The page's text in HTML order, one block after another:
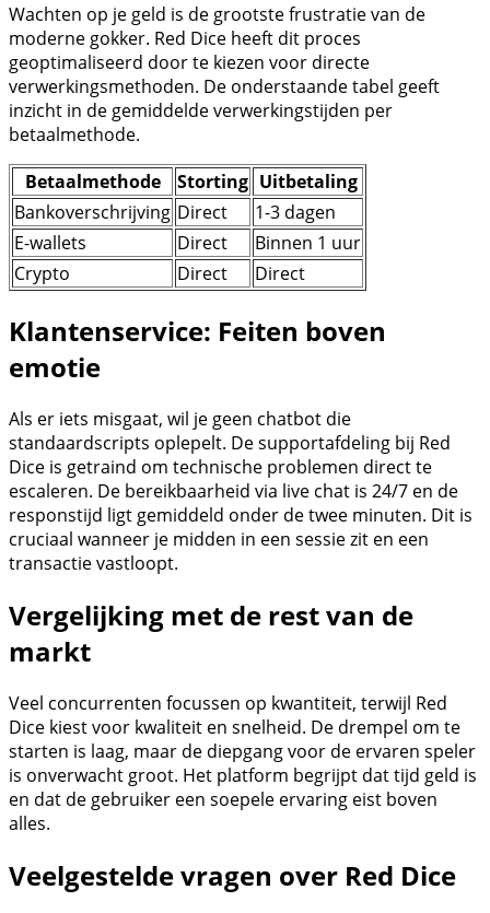
Wachten op je geld is de grootste frustratie van de
moderne gokker. Red Dice heeft dit proces
geoptimaliseerd door te kiezen voor directe
verwerkingsmethoden. De onderstaande tabel geeft
inzicht in de gemiddelde verwerkingstijden per
betaalmethode.
Betaalmethode
Storting Uitbetaling
Bankoverschrijving Direct
1-3 dagen
E-wallets
Direct
Binnen 1 uur
Crypto
Direct Direct
Klantenservice: Feiten boven
emotie
Als er iets misgaat, wil je geen chatbot die
standaardscripts oplepelt. De supportafdeling bij Red
Dice is getraind om technische problemen direct te
escaleren. De bereikbaarheid via live chat is 24/7 en de
responstijd ligt gemiddeld onder de twee minuten. Dit is
cruciaal wanneer je midden in een sessie zit en een
transactie vastloopt.
Vergelijking met de rest van de
markt
Veel concurrenten focussen op kwantiteit, terwijl Red
Dice kiest voor kwaliteit en snelheid. De drempel om te
starten is laag, maar de diepgang voor de ervaren speler
is onverwacht groot. Het platform begrijpt dat tijd geld is
en dat de gebruiker een soepele ervaring eist boven
alles.
Veelgestelde vragen over Red Dice